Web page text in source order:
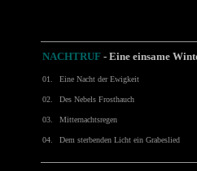
NACHTRUF - Eine einsame
01. Eine Nacht der Ewigkeit
02. Des Nebels Frosthauch
03. Mitternachtsregen
04. Dem sterbenden Licht ein Grabeslied